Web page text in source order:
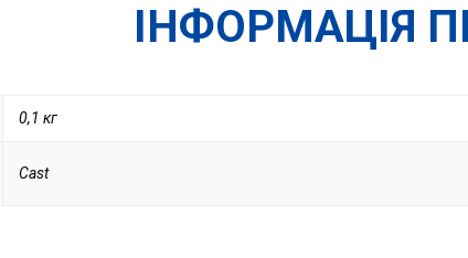
ІНФОРМАЦІЯ
0,1 кг
Cast